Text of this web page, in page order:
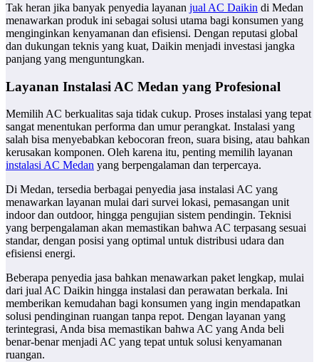
Tak heran jika banyak penyedia layanan jual AC Daikin di Medan
menawarkan produk ini sebagai solusi utama bagi konsumen yang
menginginkan kenyamanan dan efisiensi. Dengan reputasi global
dan dukungan teknis yang kuat, Daikin menjadi investasi jangka
panjang yang menguntungkan.
Layanan Instalasi AC Medan yang Profesional
Memilih AC berkualitas saja tidak cukup. Proses instalasi yang tepat
sangat menentukan performa dan umur perangkat. Instalasi yang
salah bisa menyebabkan kebocoran freon, suara bising, atau bahkan
kerusakan komponen. Oleh karena itu, penting memilih layanan
instalasi AC Medan yang berpengalaman dan terpercaya.
Di Medan, tersedia berbagai penyedia jasa instalasi AC yang
menawarkan layanan mulai dari survei lokasi, pemasangan unit
indoor dan outdoor, hingga pengujian sistem pendingin. Teknisi
yang berpengalaman akan memastikan bahwa AC terpasang sesuai
standar, dengan posisi yang optimal untuk distribusi udara dan
efisiensi energi.
Beberapa penyedia jasa bahkan menawarkan paket lengkap, mulai
dari jual AC Daikin hingga instalasi dan perawatan berkala. Ini
memberikan kemudahan bagi konsumen yang ingin mendapatkan
solusi pendinginan ruangan tanpa repot. Dengan layanan yang
terintegrasi, Anda bisa memastikan bahwa AC yang Anda beli
benar-benar menjadi AC yang tepat untuk solusi kenyamanan
ruangan.